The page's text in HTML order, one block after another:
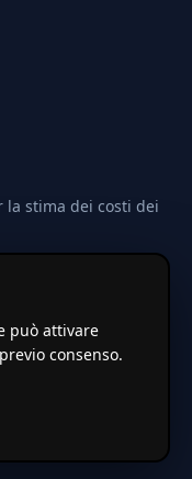
stima dei costi dei
coefficienti
nazionali. Non
vxd.mobi
può attivare
consenso.